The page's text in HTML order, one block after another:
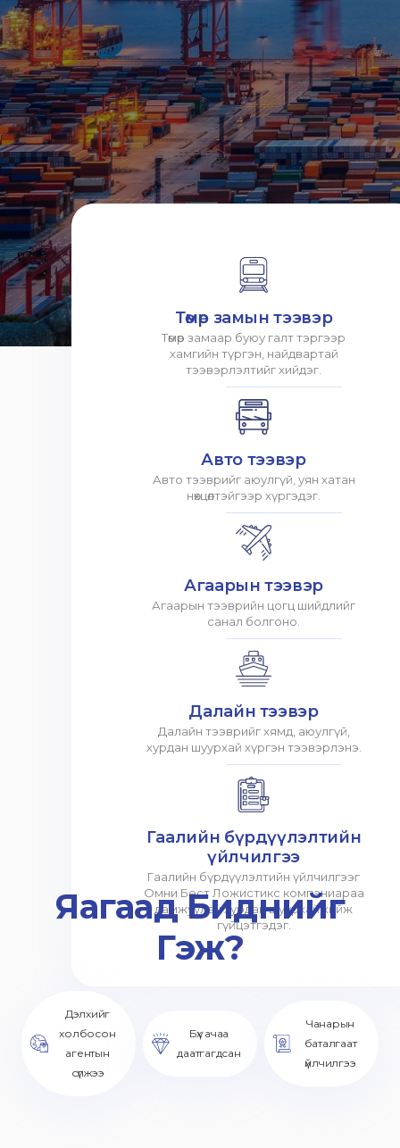
Төмөр замын тээвэр
Төмөр замаар буюу галт тэргээр
хамгийн түргэн, найдвартай
тээвэрлэлтийг хийдэг.
Авто тээвэр
Авто тээврийг аюулгүй, уян хатан
нөхцөлтэйгээр хүргэдэг.
Агаарын тээвэр
Агаарын тээврийн цогц шийдлийг
санал болгоно.
Далайн тээвэр
Далайн тээврийг хямд, аюулгүй,
хурдан шуурхай хүргэн тээвэрлэнэ.
Гаалийн бүрдүүлэлтийн
үйлчилгээ
Гаалийн бүрдүүлэлтийн үйлчилгээг
Омни Бест Ложистикс компаниараа
дамжуулан хурдан шуурхай хийж
гүйцэтгэдэг.
Яагаад Биднийг
Гэж?
Дэлхийг
холбосон
агентын
сүлжээ
Бүх ачаа
даатгагдсан
Чанарын
баталгаат
үйлчилгээ